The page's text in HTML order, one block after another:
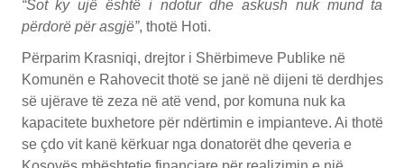
“Sot ky ujë është i ndotur dhe askush nuk mund ta
përdorë për asgjë”, thotë Hoti.
Përparim Krasniqi, drejtor i Shërbimeve Publike në
Komunën e Rahovecit thotë se janë në dijeni të derdhjes
së ujërave të zeza në atë vend, por komuna nuk ka
kapacitete buxhetore për ndërtimin e impianteve. Ai thotë
se çdo vit kanë kërkuar nga donatorët dhe qeveria e